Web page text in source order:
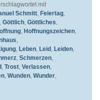
mit
Schmitt, Feiertag,
Göttlich, Göttliches
, Hoffnungszeichen,
, Leben, Leid, Leiden,
, Schmerzen,
, Trost, Verlassen,
, Wunden, Wunder,